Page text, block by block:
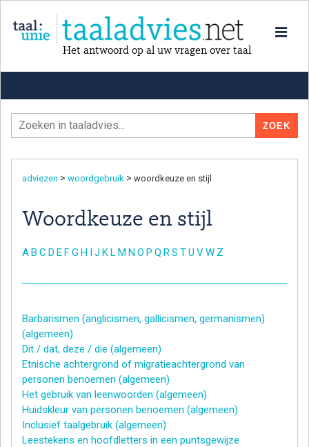
Het antwoord op al uw vragen over taal
adviezen > woordgebruik > woordkeuze en stijl
Woordkeuze en stijl
AB C D EFG H IJ KLM N O P Q RS TU VW Z
Barbarismen (anglicismen, gallicismen, germanismen)
(algemeen)
Dit / dat, deze / die (algemeen)
Etnische achtergrond of migratieachtergrond van
personen benoemen (algemeen)
Het gebruik van leenwoorden (algemeen)
Huidskleur van personen benoemen (algemeen)
Inclusief taalgebruik (algemeen)
Leestekens en hoofdletters in een puntsgewijze